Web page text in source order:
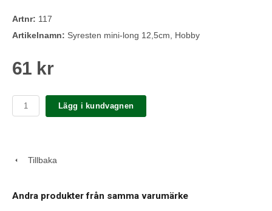
Artnr: 117
Artikelnamn: Syresten mini-long 12,5cm, Hobby
61 kr
Lägg i kundvagnen
Tillbaka
Andra produkter från samma varumärke